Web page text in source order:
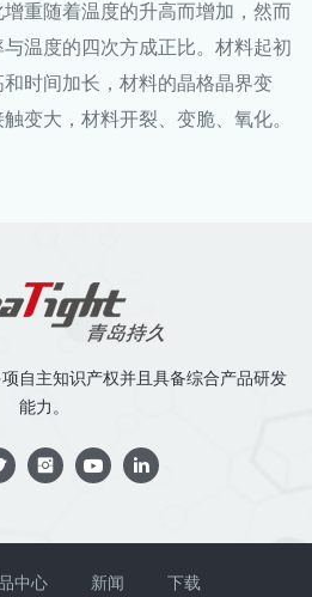
重随着温度的升高而增加，然而
温度的四次方成正比。材料起初
时间加长，材料的晶格晶界变
变大，材料开裂、变脆、氧化。
自主知识产权并且具备综合产品研发
能力。
中心 新闻 下载